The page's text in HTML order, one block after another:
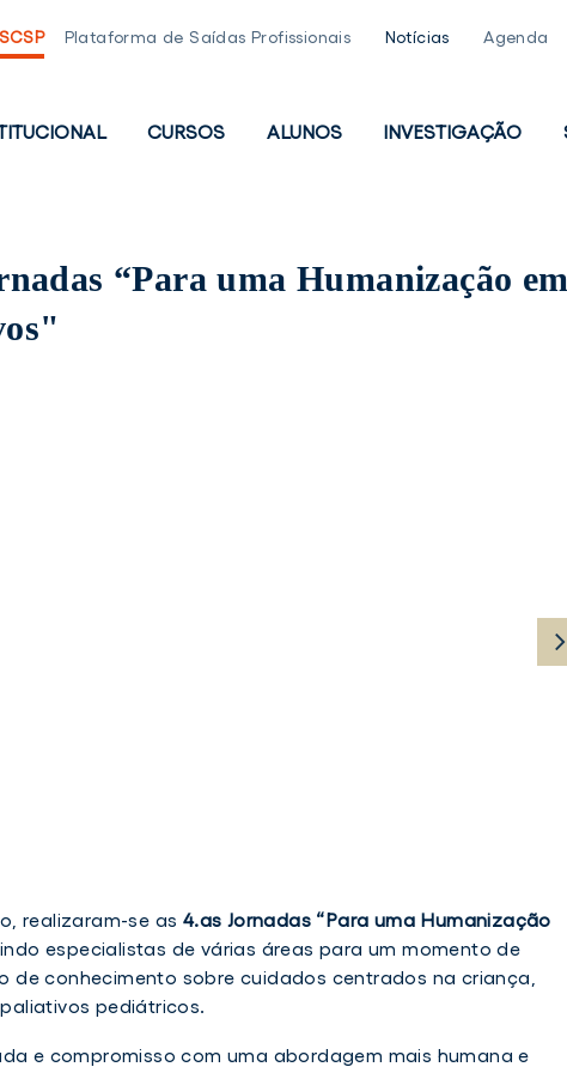
Plataforma de Saídas Profissionais Notícias Agenda
CURSOS ALUNOS INVESTIGAÇÃO
“Para uma Humanização em
realizaram-se as 4.as Jornadas “Para uma Humanização
especialistas de várias áreas para um momento de
de conhecimento sobre cuidados centrados na criança,
pediátricos.
e compromisso com uma abordagem mais humana e